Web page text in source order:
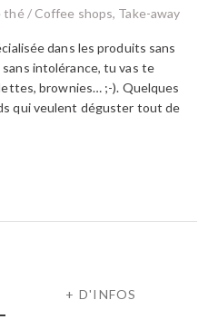
thé / Coffee shops, Take-away
dans les produits sans
intolérance, tu vas te
brownies… ;-). Quelques
qui veulent déguster tout de
+ D'INFOS